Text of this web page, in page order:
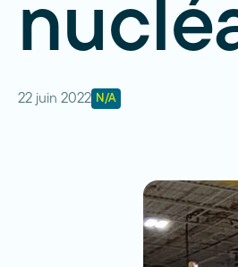
22 juin 2022 N/A